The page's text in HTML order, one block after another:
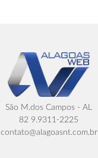
São M.dos Campos - AL
82 9.9311-2225
contato@alagoasnt.com.br